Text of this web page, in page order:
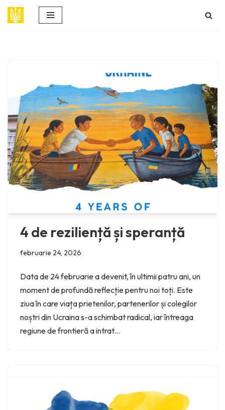
4 de reziliență și speranță
februarie 24, 2026
Data de 24 februarie a devenit, în ultimii patru ani, un
moment de profundă reflecție pentru noi toți. Este
ziua în care viața prietenilor, partenerilor și colegilor
noștri din Ucraina s-a schimbat radical, iar întreaga
regiune de frontieră a intrat…